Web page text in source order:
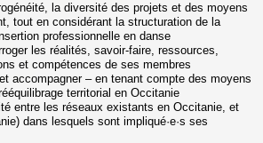
la diversité des projets et des moyens
tout en considérant la structuration de la
professionnelle en danse
les réalités, savoir-faire, ressources,
et compétences de ses membres
accompagner – en tenant compte des moyens
territorial en Occitanie
entre les réseaux existants en Occitanie, et
dans lesquels sont impliqué·e·s ses